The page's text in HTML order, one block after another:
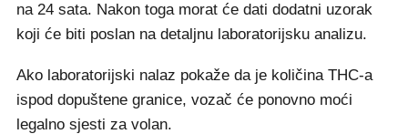
na 24 sata. Nakon toga morat će dati dodatni uzorak
koji će biti poslan na detaljnu laboratorijsku analizu.
Ako laboratorijski nalaz pokaže da je količina THC-a
ispod dopuštene granice, vozač će ponovno moći
legalno sjesti za volan.